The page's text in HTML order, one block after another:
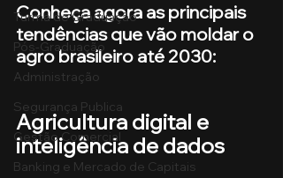
Turma de Graduação
Pós-Graduação
Administração
Segurança Publica
Gestão Comercial
Banking e Mercado de Capitais
Conheça agora as principais
tendências que vão moldar o
agro brasileiro até 2030:
Agricultura digital e
inteligência de dados